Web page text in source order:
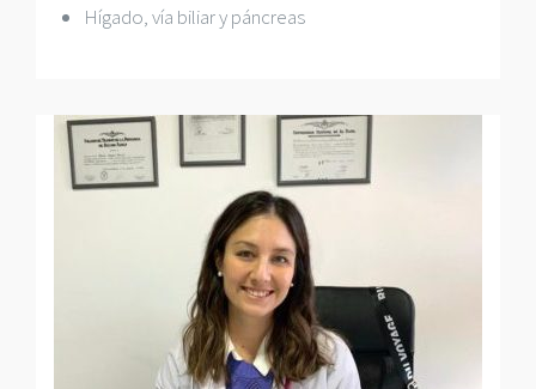
Hígado, vía biliar y páncreas